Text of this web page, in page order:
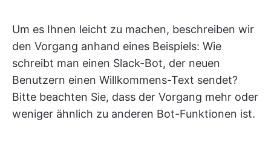
Um es Ihnen leicht zu machen, beschreiben wir
den Vorgang anhand eines Beispiels: Wie
schreibt man einen Slack-Bot, der neuen
Benutzern einen Willkommens-Text sendet?
Bitte beachten Sie, dass der Vorgang mehr oder
weniger ähnlich zu anderen Bot-Funktionen ist.